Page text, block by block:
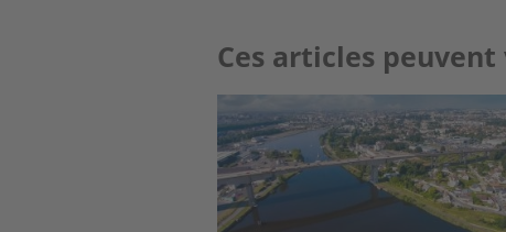
Ces articles